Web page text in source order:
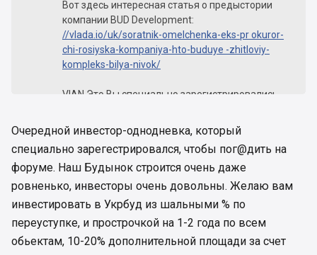
Вот здесь интересная статья о предыстории
компании BUD Development:
//vlada.io/uk/soratnik-omelchenka-eks-pr okuror-
chi-rosiyska-kompaniya-hto-buduye -zhitloviy-
kompleks-bilya-nivok/
VIAN Это Вы специально зарегистрировались
Ссылка довольно познавательная, и тут я так
понимаю люди задаются одним нормальным
вопросом: кому мы тут (имею ввиду
потенциальных инвесторов) деньги свои
передаем?? Фонд "карманный", застройщик без
истории но уже с "нюансами", народ, может
пора уже называть вещи своими именами??
Очередной инвестор-однодневка, который
специально зарегестрировался, чтобы пог@дить на
форуме. Наш Будынок строится очень даже
ровненько, инвесторы очень довольны. Желаю вам
инвестировать в Укрбуд из шальными % по
переуступке, и прострочкой на 1-2 года по всем
обьектам, 10-20% дополнительной площади за счет